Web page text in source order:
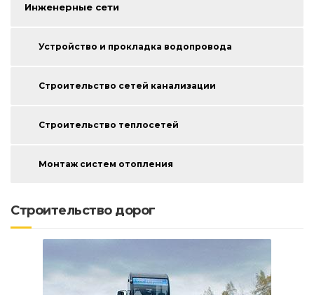
Инженерные сети
Устройство и прокладка водопровода
Строительство сетей канализации
Строительство теплосетей
Монтаж систем отопления
Строительство дорог